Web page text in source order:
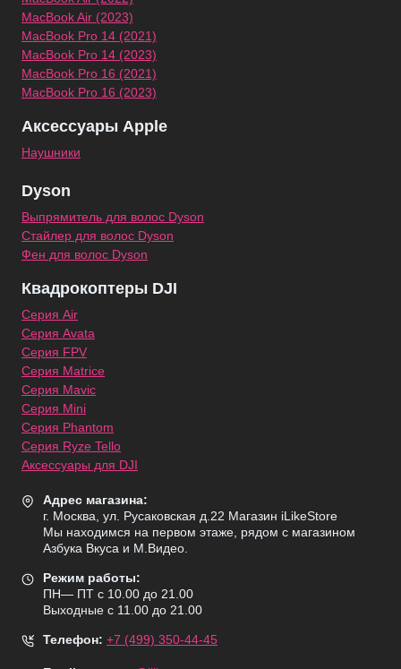
MacBook Air (2023)
MacBook Pro 14 (2021)
MacBook Pro 14 (2023)
MacBook Pro 16 (2021)
MacBook Pro 16 (2023)
Аксессуары Apple
Наушники
Dyson
Выпрямитель для волос Dyson
Стайлер для волос Dyson
Фен для волос Dyson
Квадрокоптеры DJI
Серия Air
Серия Avata
Серия FPV
Серия Matrice
Серия Mavic
Серия Mini
Серия Phantom
Серия Ryze Tello
Аксессуары для DJI
Адрес магазина:
г. Москва, ул. Русаковская д.22 Магазин iLikeStore
Мы находимся на первом этаже, рядом с магазином
Азбука Вкуса и М.Видео.
Режим работы:
ПН— ПТ с 10.00 до 21.00
Выходные с 11.00 до 21.00
Телефон: +7 (499) 350-44-45